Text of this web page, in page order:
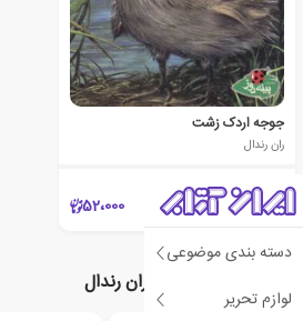
دسته بندی موضوعی
لوازم تحریر
جوجه اردک زشت
ران رندال
52،000
نویسندگان مرتبط با ران رندال